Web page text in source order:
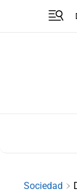
Sociedad